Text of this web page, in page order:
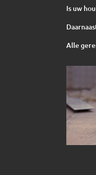
Is uw
Alle